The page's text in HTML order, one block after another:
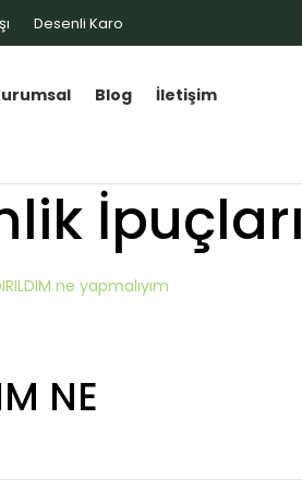
Desenli Karo
Blog İletişim
İpuçları
ne yapmalıyım
NE